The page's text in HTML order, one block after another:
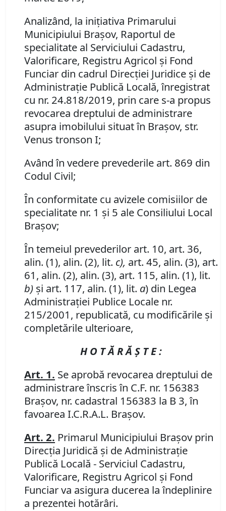
Analizând, la iniţiativa Primarului
Municipiului Braşov, Raportul de
specialitate al Serviciului Cadastru,
Valorificare, Registru Agricol şi Fond
Funciar din cadrul Direcţiei Juridice şi de
Administraţie Publică Locală, înregistrat
cu nr. 24.818/2019, prin care s-a propus
revocarea dreptului de administrare
asupra imobilului situat în Braşov, str.
Venus tronson I;
Având în vedere prevederile art. 869 din
Codul Civil;
În conformitate cu avizele comisiilor de
specialitate nr. 1 şi 5 ale Consiliului Local
Braşov;
În temeiul prevederilor art. 10, art. 36,
alin. (1), alin. (2), lit. c), art. 45, alin. (3), art.
61, alin. (2), alin. (3), art. 115, alin. (1), lit.
b) şi art. 117, alin. (1), lit. a) din Legea
Administraţiei Publice Locale nr.
215/2001, republicată, cu modificările şi
completările ulterioare,
H O T Ă R Ă Ş T E :
Art. 1. Se aprobă revocarea dreptului de
administrare înscris în C.F. nr. 156383
Braşov, nr. cadastral 156383 la B 3, în
favoarea I.C.R.A.L. Braşov.
Art. 2. Primarul Municipiului Braşov prin
Direcţia Juridică şi de Administraţie
Publică Locală - Serviciul Cadastru,
Valorificare, Registru Agricol şi Fond
Funciar va asigura ducerea la îndeplinire
a prezentei hotărâri.